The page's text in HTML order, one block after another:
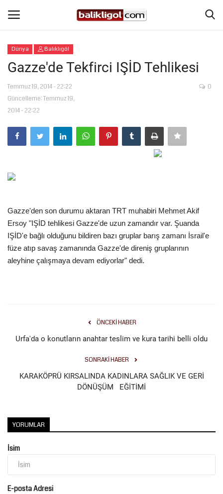
Giriş Yap
Anasayfa
Köşe Yazıları
Magazin
Spor
Gündem
Tekno Bilim
Galeriler
Sağlık
İletişim
Kültür Sanat
Dünya Balıklıgöl
Gazze'de Tekfirci IŞİD Tehlikesi
Temmuz 19, 2014 - 22:22
Güncelleme: Temmuz 19,
2014 - 22:22
0
Gazze'den son durumu aktaran TRT muhabiri Mehmet Akif
Ersoy "IŞİD tehlikesi Gazze'de uzun zamandır var. Şuanda
IŞİD'e bağlı olduğunu bildiren bazı gruplar barış zamanı İsrail'e
füze atıp savaş zamanında Gazze'de direniş gruplarının
aleyhine çalışmaya devam ediyorlar" dedi.
ÖNCEKI HABER
Urfa'da o konutların anahtar teslim ve kura tarihi belli oldu
SONRAKI HABER
KARAKÖPRÜ KIRSALINDA KADINLARA SAĞLIK VE GERİ
DÖNÜŞÜM EĞİTİMİ
YORUMLAR
İsim
E-posta Adresi